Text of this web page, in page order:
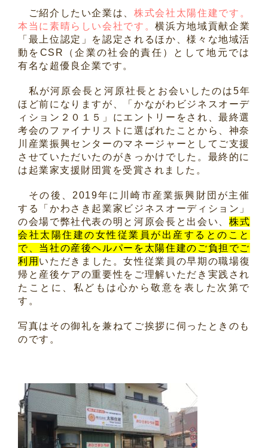
ご紹介したい企業は、株式会社太陽住建です。
本当に素晴らしい会社です。横浜方地域貢献企業
「最上位認定」を認定されるほか、様々な地域活
動をCSR（企業の社会的責任）として地元では
有名な超優良企業です。
私が河原会長と河原社長とお会いしたのは5年
ほど前になりますが、「かながわビジネスオーデ
ィション２０１５」にエントリーをされ、最終選
考会のファイナリストに選ばれたことから、神奈
川産業振興センターのマネージャーとしてご支援
させていただいたのがきっかけでした。最終的に
は 起業家支援財団賞を受賞されました。
その後、2019年に川崎市産業振興財団が主催
する「かわさき起業家ビジネスオーディション」
の会場で弊社代表の明と河原会長と出会い、 株式
会社太陽住建の女性従業員が出産するとのこと
で、当社の産後ヘルパーを太陽住建のご負担でご
利用 いただきました。女性従業員の早期の職場復
帰と産後ケアの重要性をご理解いただき実践され
たことに、私どもは心から敬意を表した次第で
す。
写真はその御礼を兼ねてご挨拶に伺ったときのも
のです。